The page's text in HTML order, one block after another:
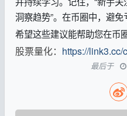
洞察趋势”‌。在币圈中，避免
希望这些建议能帮助您在币
股票量化： https://link3.cc/
最后于